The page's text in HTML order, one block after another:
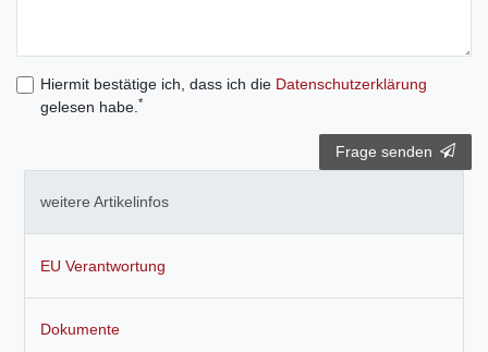
Hiermit bestätige ich, dass ich die Daten­schutz­erklärung
gelesen habe. *
Frage senden
weitere Artikelinfos
EU Verantwortung
Dokumente